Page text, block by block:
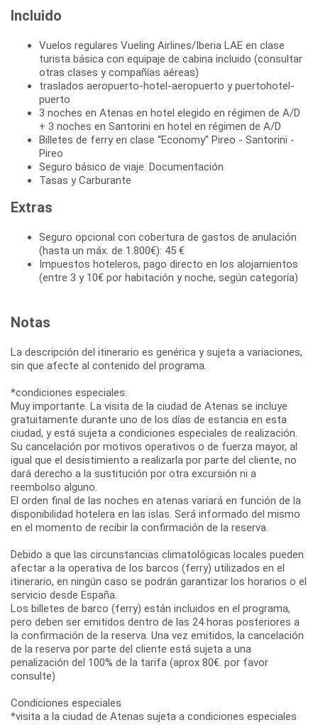
Incluido
Vuelos regulares Vueling Airlines/Iberia LAE en clase
turista básica con equipaje de cabina incluido (consultar
otras clases y compañías aéreas)
traslados aeropuerto-hotel-aeropuerto y puertohotel-
puerto
3 noches en Atenas en hotel elegido en régimen de A/D
+ 3 noches en Santorini en hotel en régimen de A/D
Billetes de ferry en clase “Economy” Pireo - Santorini -
Pireo
Seguro básico de viaje. Documentación
Tasas y Carburante
Extras
Seguro opcional con cobertura de gastos de anulación
(hasta un máx. de 1.800€): 45 €
Impuestos hoteleros, pago directo en los alojamientos
(entre 3 y 10€ por habitación y noche, según categoría)
Notas
La descripción del itinerario es genérica y sujeta a variaciones,
sin que afecte al contenido del programa.
*condiciones especiales:
Muy importante. La visita de la ciudad de Atenas se incluye
gratuitamente durante uno de los días de estancia en esta
ciudad, y está sujeta a condiciones especiales de realización.
Su cancelación por motivos operativos o de fuerza mayor, al
igual que el desistimiento a realizarla por parte del cliente, no
dará derecho a la sustitución por otra excursión ni a
reembolso alguno.
El orden final de las noches en atenas variará en función de la
disponibilidad hotelera en las islas. Será informado del mismo
en el momento de recibir la confirmación de la reserva.
Debido a que las circunstancias climatológicas locales pueden
afectar a la operativa de los barcos (ferry) utilizados en el
itinerario, en ningún caso se podrán garantizar los horarios o el
servicio desde España.
Los billetes de barco (ferry) están incluidos en el programa,
pero deben ser emitidos dentro de las 24 horas posteriores a
la confirmación de la reserva. Una vez emitidos, la cancelación
de la reserva por parte del cliente está sujeta a una
penalización del 100% de la tarifa (aprox 80€. por favor
consulte)
Condiciones especiales
*visita a la ciudad de Atenas sujeta a condiciones especiales